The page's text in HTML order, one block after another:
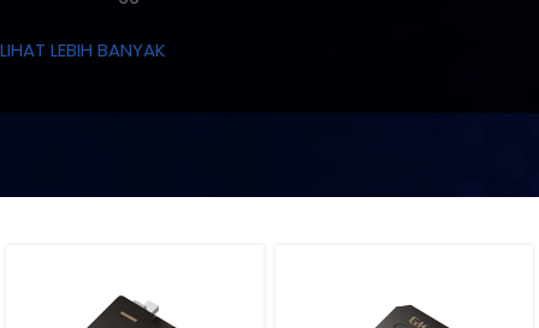
LIHAT LEBIH BANYAK